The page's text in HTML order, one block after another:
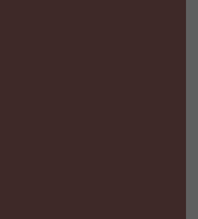
voor AI
2026